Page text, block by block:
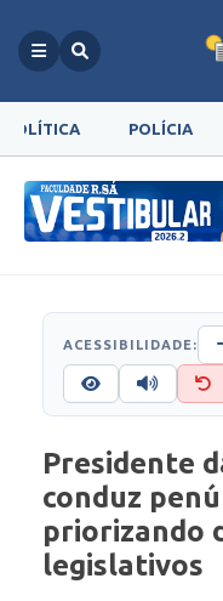
POLÍTICA POLÍCIA
ACESSIBILIDADE:
Presidente
conduz
priorizando
legislativos